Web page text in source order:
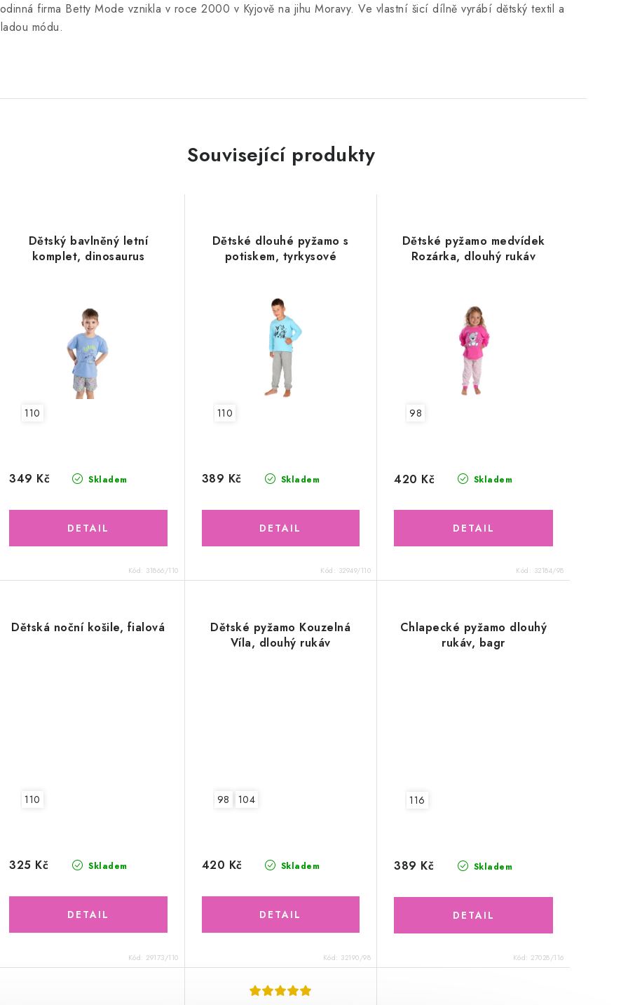
firma Betty Mode vznikla v roce 2000 v Kyjově na jihu Moravy. Ve vlastní šicí dílně vyrábí dětský textil a
módu.
Související produkty
Dětský bavlněný letní
komplet, dinosaurus
110
Skladem
349 Kč
Kód: 31866/110
Dětské dlouhé pyžamo s
potiskem, tyrkysové
110
Skladem
389 Kč
Kód: 32949/110
Dětské pyžamo medvídek
Rozárka, dlouhý rukáv
98
Skladem
420 Kč
Kód: 32184/98
Dětská noční košile, fialová
110
Skladem
325 Kč
Kód: 29173/110
Dětské pyžamo Kouzelná
Víla, dlouhý rukáv
98 104
Skladem
420 Kč
Kód: 32190/98
Chlapecké pyžamo dlouhý
rukáv, bagr
116
Skladem
389 Kč
Kód: 27028/116